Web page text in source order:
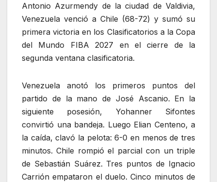
Antonio Azurmendy de la ciudad de Valdivia,
Venezuela venció a Chile (68-72) y sumó su
primera victoria en los Clasificatorios a la Copa
del Mundo FIBA 2027 en el cierre de la
segunda ventana clasificatoria.
Venezuela anotó los primeros puntos del
partido de la mano de José Ascanio. En la
siguiente posesión, Yohanner Sifontes
convirtió una bandeja. Luego Elian Centeno, a
la caída, clavó la pelota: 6-0 en menos de tres
minutos. Chile rompió el parcial con un triple
de Sebastián Suárez. Tres puntos de Ignacio
Carrión empataron el duelo. Cinco minutos de